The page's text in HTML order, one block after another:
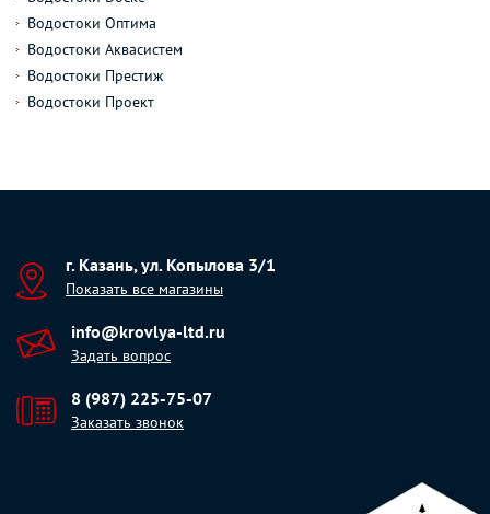
Водостоки Оптима
Водостоки Аквасистем
Водостоки Престиж
Водостоки Проект
г. Казань, ул. Копылова 3/1
Показать все магазины
info@krovlya-ltd.ru
Задать вопрос
8 (987) 225-75-07
Заказать звонок